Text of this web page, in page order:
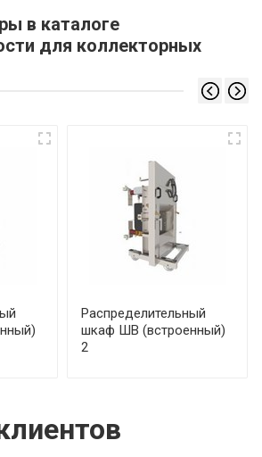
в каталоге
для коллекторных
Распределительный
шкаф ШВ (встроенный)
2